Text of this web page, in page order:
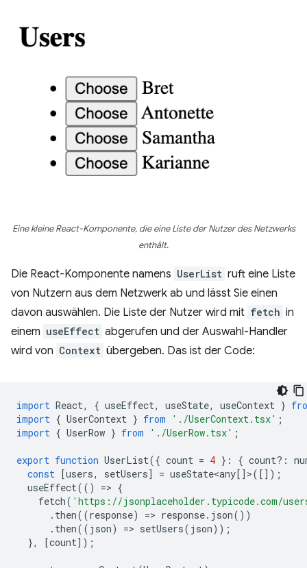
Eine kleine React-Komponente, die eine Liste der Nutzer des Netzwerks
enthält.
Die React-Komponente namens UserList ruft eine Liste
von Nutzern aus dem Netzwerk ab und lässt Sie einen
davon auswählen. Die Liste der Nutzer wird mit fetch in
einem useEffect abgerufen und der Auswahl-Handler
wird von Context übergeben. Das ist der Code:
import React, { useEffect, useState, useContext }
import { UserContext } from './UserContext.tsx' ;
import { UserRow } from './UserRow.tsx' ;
export function UserList({ count = 4 } : { count?:
const [users, setUsers] = useState<any[]>([]);
useEffect(() => {
fetch( 'https://jsonplaceholder.typicode.com/
. then((response) => response. json())
. then(( json) => setUsers( json));
},
[count]);